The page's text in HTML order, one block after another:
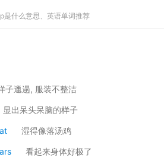
什么意思、英语单词推荐
子邋遢, 服装不整洁
显出呆头呆脑的样子
湿得像落汤鸡
看起来身体好极了